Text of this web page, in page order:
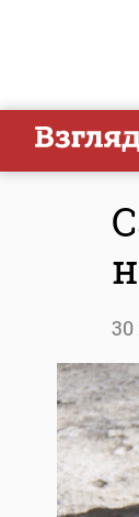
30